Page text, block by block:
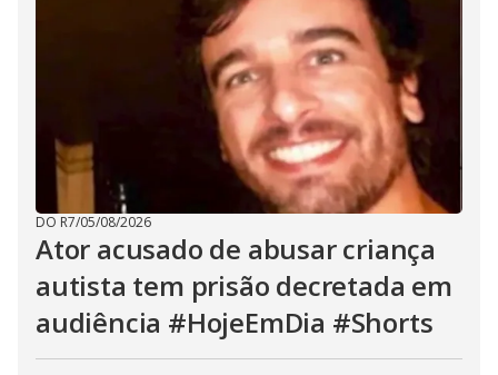
DO R7/05/08/2026
Ator acusado de abusar criança
autista tem prisão decretada em
audiência #HojeEmDia #Shorts